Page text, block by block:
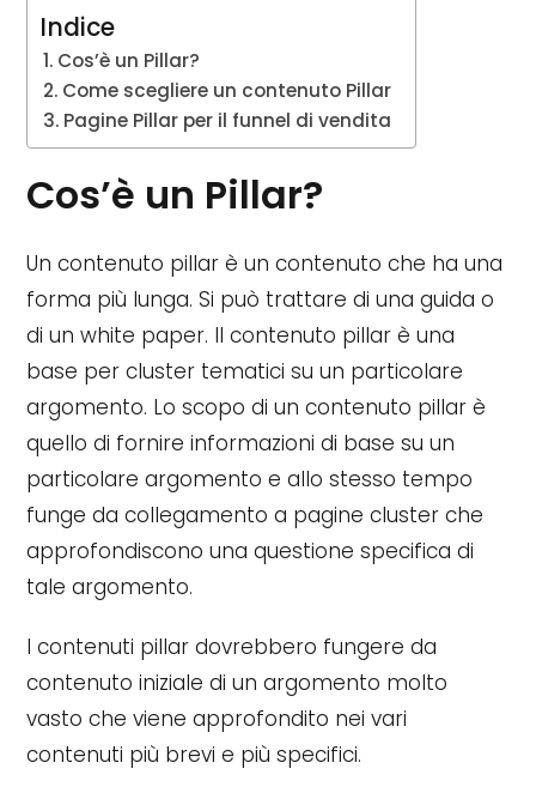
Indice
Cos’è un Pillar?
Come scegliere un contenuto Pillar
Pagine Pillar per il funnel di vendita
Cos’è un Pillar?
Un contenuto pillar è un contenuto che ha una
forma più lunga. Si può trattare di una guida o
di un white paper. Il contenuto pillar è una
base per cluster tematici su un particolare
argomento. Lo scopo di un contenuto pillar è
quello di fornire informazioni di base su un
particolare argomento e allo stesso tempo
funge da collegamento a pagine cluster che
approfondiscono una questione specifica di
tale argomento.
I contenuti pillar dovrebbero fungere da
contenuto iniziale di un argomento molto
vasto che viene approfondito nei vari
contenuti più brevi e più specifici.